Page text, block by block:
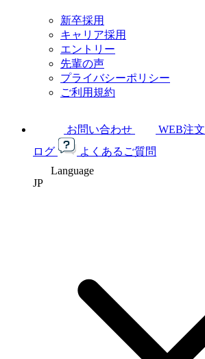
新卒採用
キャリア採用
エントリー
先輩の声
プライバシーポリシー
ご利用規約
お問い合わせ WEB注文
ログ
よくあるご質問
Language
JP